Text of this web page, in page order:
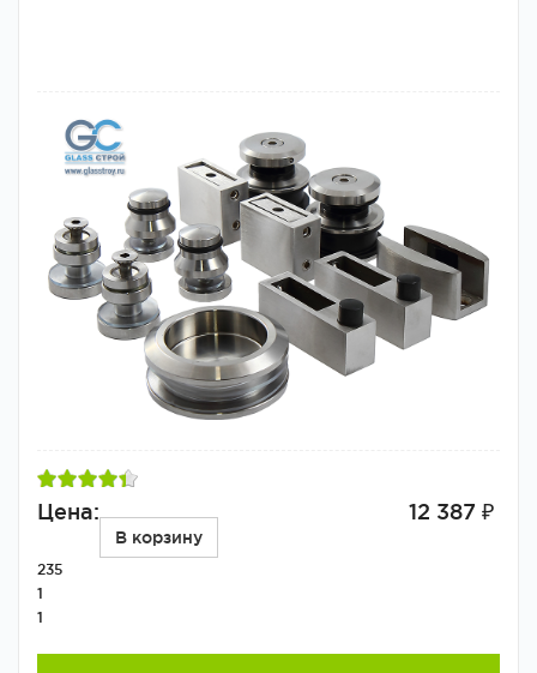
Цена: 12 387 ₽
В корзину
235
1
1